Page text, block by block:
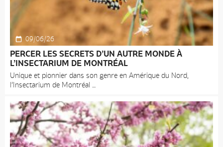
09/06/26
PERCER LES SECRETS D’UN AUTRE MONDE À
L’INSECTARIUM DE MONTRÉAL
Unique et pionnier dans son genre en Amérique du Nord,
l’Insectarium de Montréal